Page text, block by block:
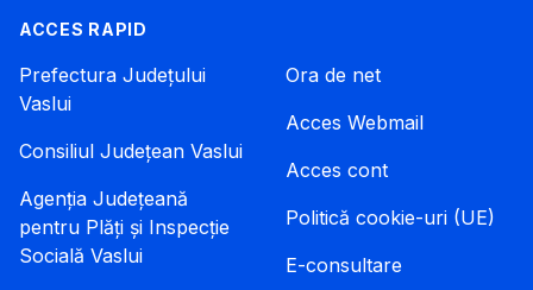
ACCES RAPID
Prefectura Județului
Vaslui
Consiliul Județean Vaslui
Agenția Județeană
pentru Plăți și Inspecție
Socială Vaslui
Ora de net
Acces Webmail
Acces cont
Politică cookie-uri (UE)
E-consultare